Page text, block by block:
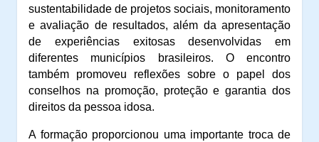
sustentabilidade de projetos sociais, monitoramento
e avaliação de resultados, além da apresentação
de experiências exitosas desenvolvidas em
diferentes municípios brasileiros. O encontro
também promoveu reflexões sobre o papel dos
conselhos na promoção, proteção e garantia dos
direitos da pessoa idosa.
A formação proporcionou uma importante troca de